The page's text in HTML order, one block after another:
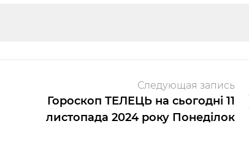
Следующая запись
Гороскоп ТЕЛЕЦЬ на сьогодні 11
листопада 2024 року Понеділок